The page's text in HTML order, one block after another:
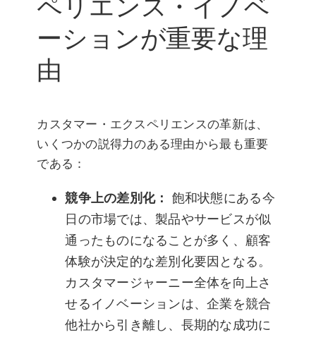
ペリエンス・イノベ
ーションが重要な理
由
カスタマー・エクスペリエンスの革新は、
いくつかの説得力のある理由から最も重要
である：
競争上の差別化：
飽和状態にある今
日の市場では、製品やサービスが似
通ったものになることが多く、顧客
体験が決定的な差別化要因となる。
カスタマージャーニー全体を向上さ
せるイノベーションは、企業を競合
他社から引き離し、長期的な成功に